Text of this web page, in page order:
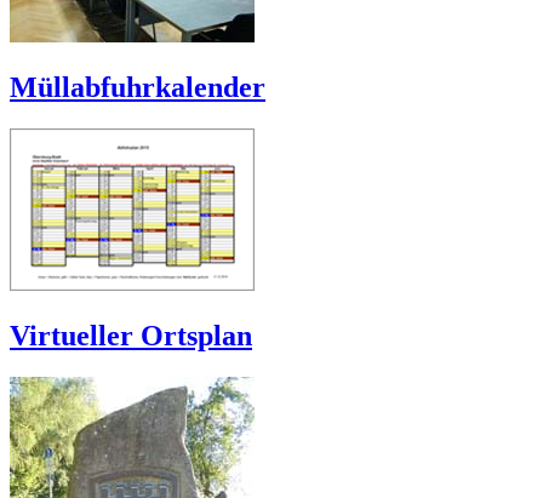
Müllabfuhrkalender
Virtueller Ortsplan